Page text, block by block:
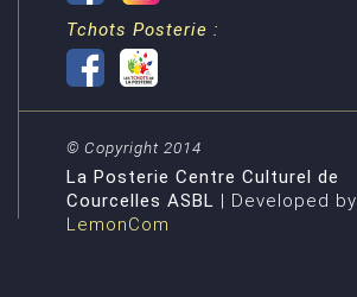
Tchots Posterie :
© Copyright 2014
La Posterie Centre Culturel de
Courcelles ASBL | Developed by
LemonCom